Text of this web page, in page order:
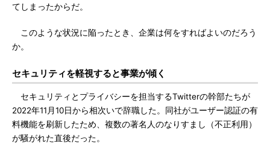
てしまったからだ。
このような状況に陥ったとき、企業は何をすればよいのだろう
か。
セキュリティを軽視すると事業が傾く
セキュリティとプライバシーを担当するTwitterの幹部たちが
2022年11月10日から相次いで辞職した。同社がユーザー認証の有
料機能を刷新したため、複数の著名人のなりすまし（不正利用）
が騒がれた直後だった。